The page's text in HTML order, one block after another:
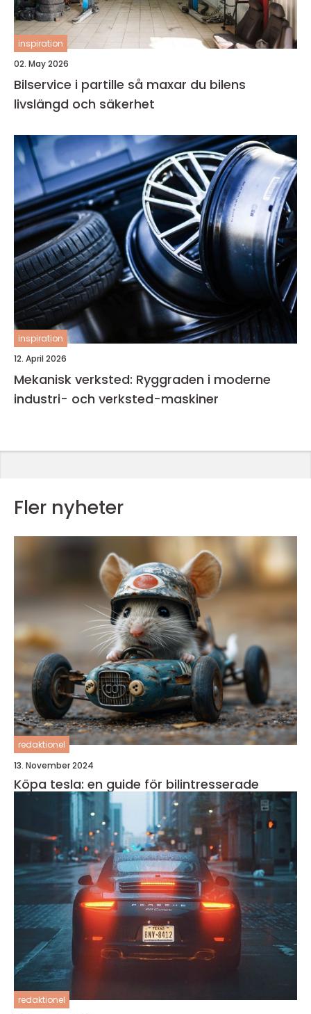
inspiration
02. May 2026
Bilservice i partille så maxar du bilens
livslängd och säkerhet
inspiration
12. April 2026
Mekanisk verksted: Ryggraden i moderne
industri- och verksted-maskiner
Fler nyheter
redaktionel
13. November 2024
Köpa tesla: en guide för bilintresserade
redaktionel